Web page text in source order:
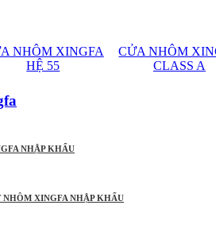
NHÔM XINGFA
HỆ 55
CỬA NHÔM
CLASS A
NHẬP KHẨU
NHÔM XINGFA NHẬP KHẨU